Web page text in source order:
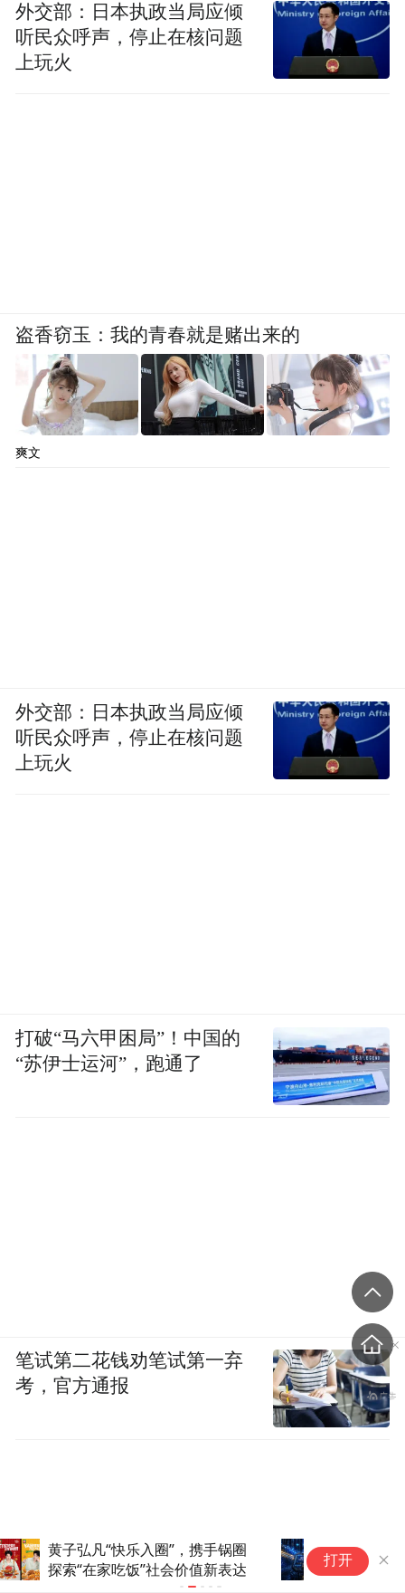
全球第一超算跑满血
DeepSeek！一张GPU没用，打
造超智融合Token工厂
打开
外交部：日本执政当局应倾
听民众呼声，停止在核问题
上玩火
盗香窃玉：我的青春就是赌出来的
爽文
外交部：日本执政当局应倾
听民众呼声，停止在核问题
上玩火
打破“马六甲困局”！中国的
“苏伊士运河”，跑通了
笔试第二花钱劝笔试第一弃
考，官方通报